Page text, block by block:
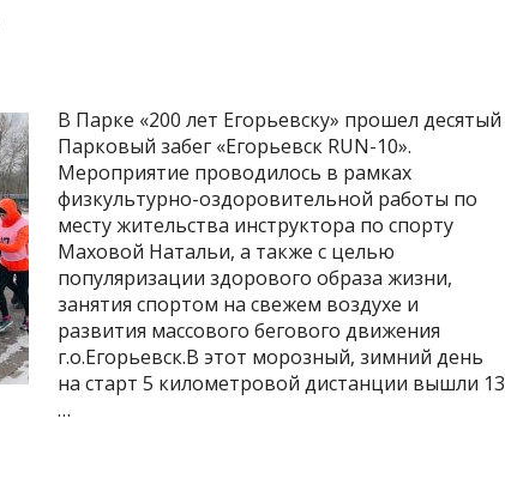
В Парке «200 лет Егорьевску» прошел десятый
Парковый забег «Егорьевск RUN-10».
Мероприятие проводилось в рамках
физкультурно-оздоровительной работы по
месту жительства инструктора по спорту
Маховой Натальи, а также с целью
популяризации здорового образа жизни,
занятия спортом на свежем воздухе и
развития массового бегового движения
г.о.Егорьевск.В этот морозный, зимний день
на старт 5 километровой дистанции вышли 13
…